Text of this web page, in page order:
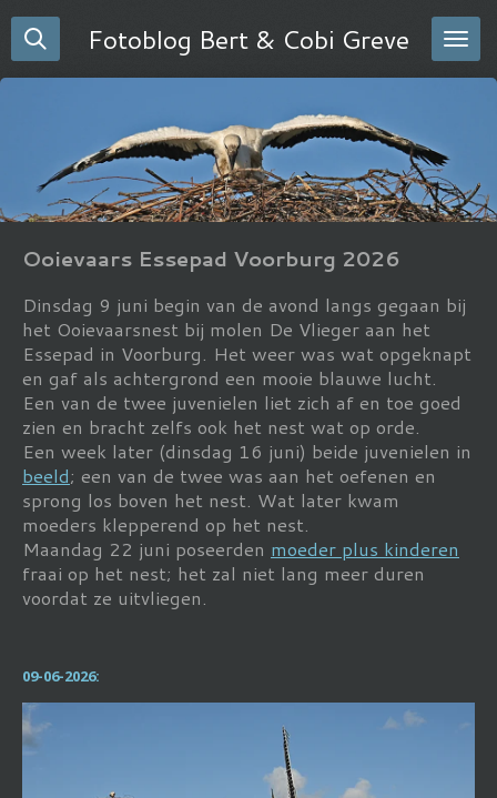
Ga
direct
Fotoblog Bert & Cobi Greve
Ooievaars Essepad Voorburg 2026
Dinsdag 9 juni begin van de avond langs gegaan bij
het Ooievaarsnest bij molen De Vlieger aan het
Essepad in Voorburg. Het weer was wat opgeknapt
en gaf als achtergrond een mooie blauwe lucht.
Een van de twee juvenielen liet zich af en toe goed
zien en bracht zelfs ook het nest wat op orde.
Een week later (dinsdag 16 juni) beide juvenielen in
beeld; een van de twee was aan het oefenen en
sprong los boven het nest. Wat later kwam
moeders klepperend op het nest.
Maandag 22 juni poseerden moeder plus kinderen
fraai op het nest; het zal niet lang meer duren
voordat ze uitvliegen.
09-06-2026: